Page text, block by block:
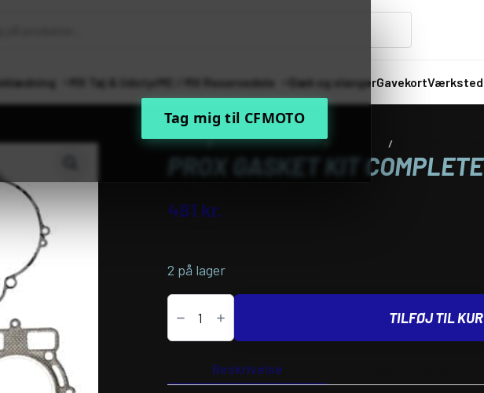
Tag mig til CFMOTO
MX Tøj & Udstyr MC / MX Reservedele Dæk og slangerGavekortVærksted
Forside MC / MX Reservedele
PROX GASKET KIT COMPLETE
481 kr.
2 på lager
PROX
GASKET
KIT
COMPLETE
TILFØJ TIL
Beskrivelse